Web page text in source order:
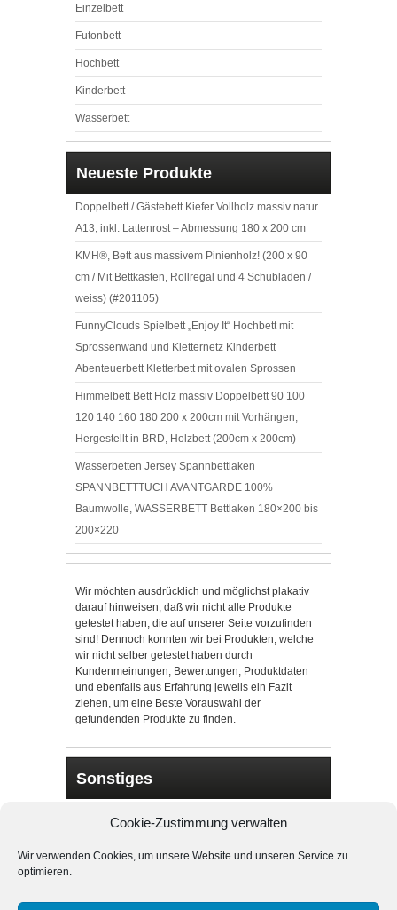
Cookie-Zustimmung verwalten
Wir verwenden Cookies, um unsere Website und unseren Service zu
optimieren.
Einzelbett
Futonbett
Hochbett
Kinderbett
Wasserbett
Neueste Produkte
Doppelbett / Gästebett Kiefer Vollholz massiv natur
A13, inkl. Lattenrost – Abmessung 180 x 200 cm
KMH®, Bett aus massivem Pinienholz! (200 x 90
cm / Mit Bettkasten, Rollregal und 4 Schubladen /
weiss) (#201105)
FunnyClouds Spielbett „Enjoy It“ Hochbett mit
Sprossenwand und Kletternetz Kinderbett
Abenteuerbett Kletterbett mit ovalen Sprossen
Himmelbett Bett Holz massiv Doppelbett 90 100
120 140 160 180 200 x 200cm mit Vorhängen,
Hergestellt in BRD, Holzbett (200cm x 200cm)
Wasserbetten Jersey Spannbettlaken
SPANNBETTTUCH AVANTGARDE 100%
Baumwolle, WASSERBETT Bettlaken 180×200 bis
200×220
Wir möchten ausdrücklich und möglichst plakativ
darauf hinweisen, daß wir nicht alle Produkte
getestet haben, die auf unserer Seite vorzufinden
sind! Dennoch konnten wir bei Produkten, welche
wir nicht selber getestet haben durch
Kundenmeinungen, Bewertungen, Produktdaten
und ebenfalls aus Erfahrung jeweils ein Fazit
ziehen, um eine Beste Vorauswahl der
gefundenden Produkte zu finden.
Sonstiges